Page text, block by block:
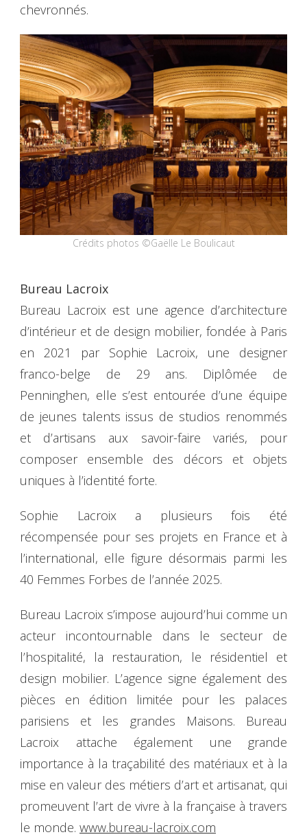
chevronnés.
Crédits photos ©Gaëlle Le Boulicaut
Bureau Lacroix
Bureau Lacroix est une agence d’architecture
d’intérieur et de design mobilier, fondée à Paris
en 2021 par Sophie Lacroix, une designer
franco-belge de 29 ans. Diplômée de
Penninghen, elle s’est entourée d’une équipe
de jeunes talents issus de studios renommés
et d’artisans aux savoir-faire variés, pour
composer ensemble des décors et objets
uniques à l’identité forte.
Sophie Lacroix a plusieurs fois été
récompensée pour ses projets en France et à
l’international, elle figure désormais parmi les
40 Femmes Forbes de l’année 2025.
Bureau Lacroix s’impose aujourd’hui comme un
acteur incontournable dans le secteur de
l’hospitalité, la restauration, le résidentiel et
design mobilier. L’agence signe également des
pièces en édition limitée pour les palaces
parisiens et les grandes Maisons. Bureau
Lacroix attache également une grande
importance à la traçabilité des matériaux et à la
mise en valeur des métiers d’art et artisanat, qui
promeuvent l’art de vivre à la française à travers
le monde. www.bureau-lacroix.com